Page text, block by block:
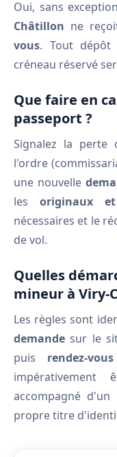
Oui, sans
Châtillon ne
vous. Tout dépôt
créneau réservé
Que faire en
passeport ?
Signalez la
l'ordre
une nouvelle
les originaux
nécessaires et le
de vol.
Quelles
mineur à Viry-
Les règles sont
demande sur le
puis rendez-
accompagné
propre titre